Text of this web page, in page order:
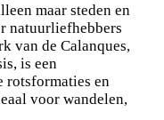
maar steden en
natuurliefhebbers
van de Calanques,
is een
rotsformaties en
voor wandelen,